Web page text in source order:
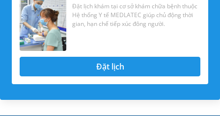
Đặt lịch khám tại cơ sở khám chữa bệnh thuộc
Hệ thống Y tế MEDLATEC giúp chủ động thời
gian, hạn chế tiếp xúc đông người.
Đặt lịch